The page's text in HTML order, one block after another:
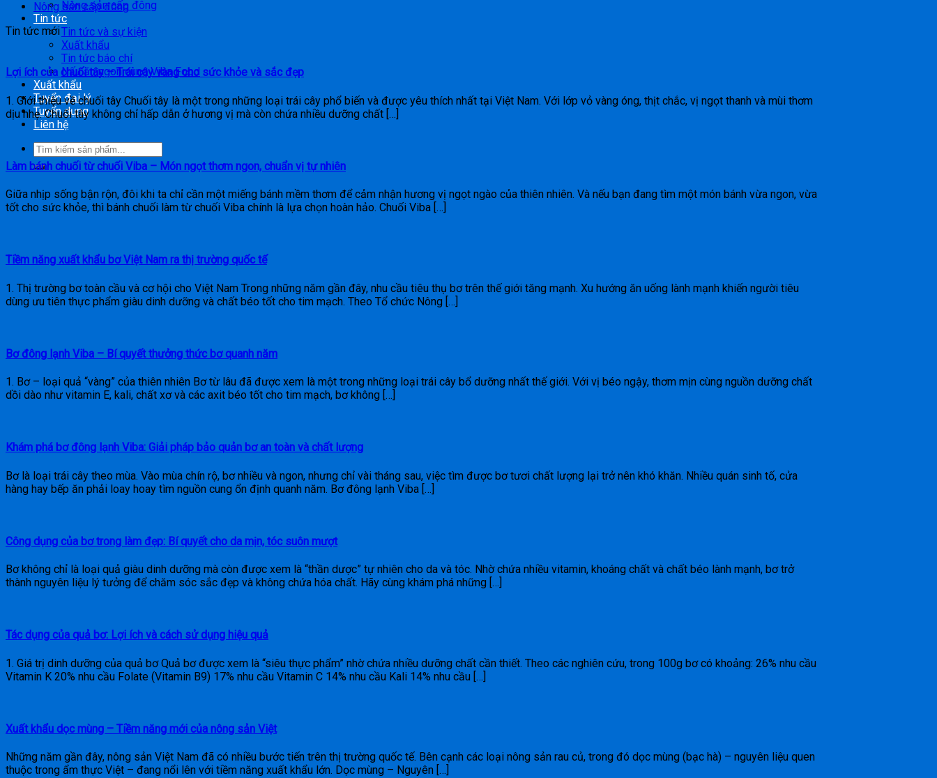
Nông sản cấp đông
Tin tức
Tin tức và sự kiện
Xuất khẩu
Tin tức báo chí
Nấu ăn ngon cùng Viba Food
Xuất khẩu
Tuyển đại lý
Tuyển dụng
Liên hệ
Nông sản cấp đông
Tin tức mới
Lợi ích của chuối tây – Trái cây vàng cho sức khỏe và sắc đẹp
1. Giới thiệu về chuối tây Chuối tây là một trong những loại trái cây phổ biến và được yêu thích nhất tại Việt Nam. Với lớp vỏ vàng óng, thịt chắc, vị ngọt thanh và mùi thơm
dịu nhẹ. Chuối tây không chỉ hấp dẫn ở hương vị mà còn chứa nhiều dưỡng chất […]
Làm bánh chuối từ chuối Viba – Món ngọt thơm ngon, chuẩn vị tự nhiên
Giữa nhịp sống bận rộn, đôi khi ta chỉ cần một miếng bánh mềm thơm để cảm nhận hương vị ngọt ngào của thiên nhiên. Và nếu bạn đang tìm một món bánh vừa ngon, vừa
tốt cho sức khỏe, thì bánh chuối làm từ chuối Viba chính là lựa chọn hoàn hảo. Chuối Viba […]
Tiềm năng xuất khẩu bơ Việt Nam ra thị trường quốc tế
1. Thị trường bơ toàn cầu và cơ hội cho Việt Nam Trong những năm gần đây, nhu cầu tiêu thụ bơ trên thế giới tăng mạnh. Xu hướng ăn uống lành mạnh khiến người tiêu
dùng ưu tiên thực phẩm giàu dinh dưỡng và chất béo tốt cho tim mạch. Theo Tổ chức Nông […]
Bơ đông lạnh Viba – Bí quyết thưởng thức bơ quanh năm
1. Bơ – loại quả “vàng” của thiên nhiên Bơ từ lâu đã được xem là một trong những loại trái cây bổ dưỡng nhất thế giới. Với vị béo ngậy, thơm mịn cùng nguồn dưỡng chất
dồi dào như vitamin E, kali, chất xơ và các axit béo tốt cho tim mạch, bơ không […]
Khám phá bơ đông lạnh Viba: Giải pháp bảo quản bơ an toàn và chất lượng
Bơ là loại trái cây theo mùa. Vào mùa chín rộ, bơ nhiều và ngon, nhưng chỉ vài tháng sau, việc tìm được bơ tươi chất lượng lại trở nên khó khăn. Nhiều quán sinh tố, cửa
hàng hay bếp ăn phải loay hoay tìm nguồn cung ổn định quanh năm. Bơ đông lạnh Viba […]
Công dụng của bơ trong làm đẹp: Bí quyết cho da mịn, tóc suôn mượt
Bơ không chỉ là loại quả giàu dinh dưỡng mà còn được xem là “thần dược” tự nhiên cho da và tóc. Nhờ chứa nhiều vitamin, khoáng chất và chất béo lành mạnh, bơ trở
thành nguyên liệu lý tưởng để chăm sóc sắc đẹp và không chứa hóa chất. Hãy cùng khám phá những […]
Tác dụng của quả bơ: Lợi ích và cách sử dụng hiệu quả
1. Giá trị dinh dưỡng của quả bơ Quả bơ được xem là “siêu thực phẩm” nhờ chứa nhiều dưỡng chất cần thiết. Theo các nghiên cứu, trong 100g bơ có khoảng: 26% nhu cầu
Vitamin K 20% nhu cầu Folate (Vitamin B9) 17% nhu cầu Vitamin C 14% nhu cầu Kali 14% nhu cầu […]
Xuất khẩu dọc mùng – Tiềm năng mới của nông sản Việt
Những năm gần đây, nông sản Việt Nam đã có nhiều bước tiến trên thị trường quốc tế. Bên cạnh các loại nông sản rau củ, trong đó dọc mùng (bạc hà) – nguyên liệu quen
thuộc trong ẩm thực Việt – đang nổi lên với tiềm năng xuất khẩu lớn. Dọc mùng – Nguyên […]